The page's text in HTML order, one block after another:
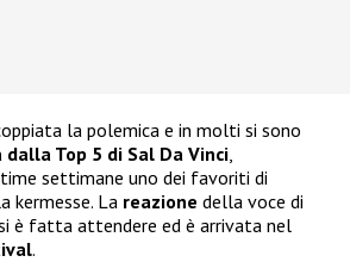
la polemica e in molti si sono
dalla Top 5 di Sal Da Vinci
settimane uno dei favoriti di
kermesse. La reazione della voce di
è fatta attendere ed è arrivata nel
.